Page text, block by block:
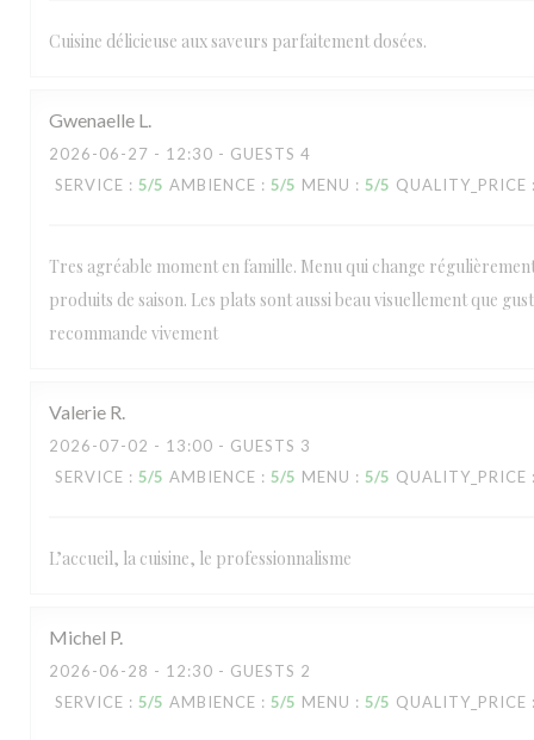
Cuisine délicieuse aux saveurs parfaitement dosées.
Gwenaelle L
2026-06-27 - 12:30 - GUESTS 4
SERVICE : 5/5 AMBIENCE : 5/5 MENU : 5/5 QUALITY_PRICE
Tres agréable moment en famille. Menu qui change
produits de saison. Les plats sont aussi beau visuellement que
recommande vivement
Valerie R
2026-07-02 - 13:00 - GUESTS 3
SERVICE : 5/5 AMBIENCE : 5/5 MENU : 5/5 QUALITY_PRICE
L’accueil, la cuisine, le professionnalisme
Michel P
2026-06-28 - 12:30 - GUESTS 2
SERVICE : 5/5 AMBIENCE : 5/5 MENU : 5/5 QUALITY_PRICE